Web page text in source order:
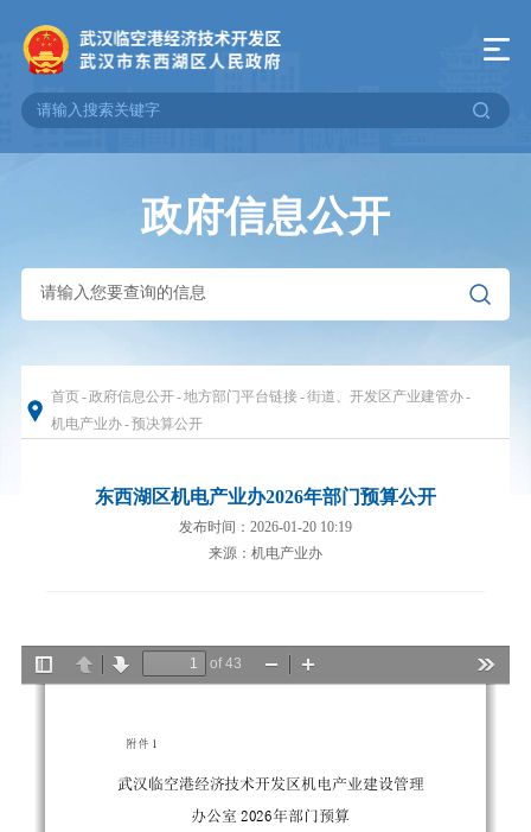
政府信息公开
首页-政府信息公开-地方部门平台链接-街道、开发区产业建管办-
机电产业办-预决算公开
东西湖区机电产业办2026年部门预算公开
发布时间：2026-01-20 10:19
来源：机电产业办